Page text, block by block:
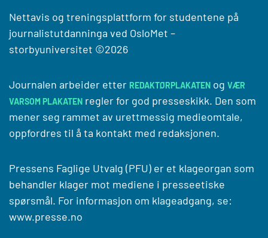
Nettavis og treningsplattform for studentene på
journalistutdanninga ved OsloMet –
storbyuniversitet ©2026
Journalen arbeider etter REDAKTØRPLAKATEN og VÆR
VARSOM PLAKATEN regler for god presseskikk. Den som
mener seg rammet av urettmessig medieomtale,
oppfordres til å ta kontakt med redaksjonen.
Pressens Faglige Utvalg (PFU) er et klageorgan som
behandler klager mot mediene i presseetiske
spørsmål. For informasjon om klageadgang, se:
www.presse.no